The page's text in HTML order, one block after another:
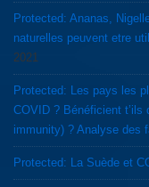
Protected: Ananas,
naturelles peuvent etre
2021
Protected: Les pays les
COVID ? Bénéficient t’ils
immunity) ? Analyse des
Protected: La Suède et